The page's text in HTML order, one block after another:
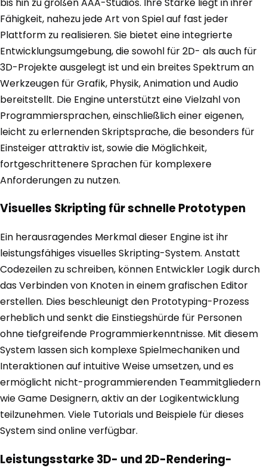
Fähigkeit, nahezu jede Art von Spiel auf fast jeder
Plattform zu realisieren. Sie bietet eine integrierte
Entwicklungsumgebung, die sowohl für 2D- als auch für
3D-Projekte ausgelegt ist und ein breites Spektrum an
Werkzeugen für Grafik, Physik, Animation und Audio
bereitstellt. Die Engine unterstützt eine Vielzahl von
Programmiersprachen, einschließlich einer eigenen,
leicht zu erlernenden Skriptsprache, die besonders für
Einsteiger attraktiv ist, sowie die Möglichkeit,
fortgeschrittenere Sprachen für komplexere
Anforderungen zu nutzen.
Visuelles Skripting für schnelle Prototypen
Ein herausragendes Merkmal dieser Engine ist ihr
leistungsfähiges visuelles Skripting-System. Anstatt
Codezeilen zu schreiben, können Entwickler Logik durch
das Verbinden von Knoten in einem grafischen Editor
erstellen. Dies beschleunigt den Prototyping-Prozess
erheblich und senkt die Einstiegshürde für Personen
ohne tiefgreifende Programmierkenntnisse. Mit diesem
System lassen sich komplexe Spielmechaniken und
Interaktionen auf intuitive Weise umsetzen, und es
ermöglicht nicht-programmierenden Teammitgliedern
wie Game Designern, aktiv an der Logikentwicklung
teilzunehmen. Viele Tutorials und Beispiele für dieses
System sind online verfügbar.
Leistungsstarke 3D- und 2D-Rendering-